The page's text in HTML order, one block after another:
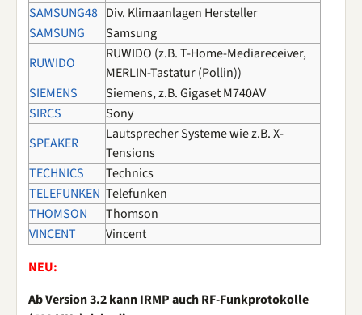
SAMSUNG48 Div. Klimaanlagen Hersteller
SAMSUNG
Samsung
RUWIDO
RUWIDO (z.B. T-Home-Mediareceiver,
MERLIN-Tastatur (Pollin))
SIEMENS
Siemens, z.B. Gigaset M740AV
SIRCS
Sony
SPEAKER
Lautsprecher Systeme wie z.B. X-
Tensions
TECHNICS
Technics
TELEFUNKEN Telefunken
THOMSON
Thomson
VINCENT
Vincent
NEU:
Ab Version 3.2 kann IRMP auch RF-Funkprotokolle